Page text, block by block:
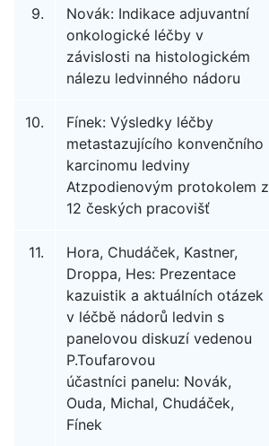
9.
Novák: Indikace adjuvantní
onkologické léčby v
závislosti na histologickém
nálezu ledvinného nádoru
10.
Fínek: Výsledky léčby
metastazujícího konvenčního
karcinomu ledviny
Atzpodienovým protokolem z
12 českých pracovišť
11.
Hora, Chudáček, Kastner,
Droppa, Hes: Prezentace
kazuistik a aktuálních otázek
v léčbě nádorů ledvin s
panelovou diskuzí vedenou
P.Toufarovou
účastníci panelu: Novák,
Ouda, Michal, Chudáček,
Fínek